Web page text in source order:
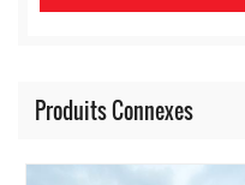
Produits Connexes